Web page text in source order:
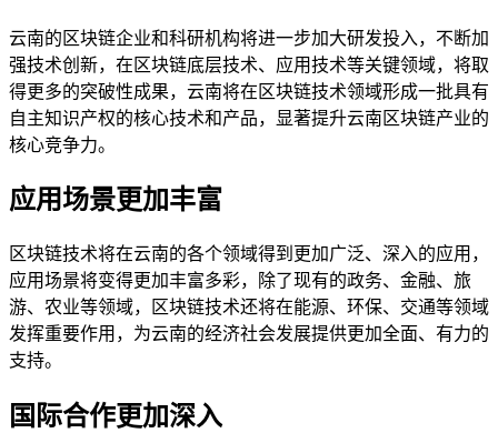
云南的区块链企业和科研机构将进一步加大研发投入，不断加
强技术创新，在区块链底层技术、应用技术等关键领域，将取
得更多的突破性成果，云南将在区块链技术领域形成一批具有
自主知识产权的核心技术和产品，显著提升云南区块链产业的
核心竞争力。
应用场景更加丰富
区块链技术将在云南的各个领域得到更加广泛、深入的应用，
应用场景将变得更加丰富多彩，除了现有的政务、金融、旅
游、农业等领域，区块链技术还将在能源、环保、交通等领域
发挥重要作用，为云南的经济社会发展提供更加全面、有力的
支持。
国际合作更加深入